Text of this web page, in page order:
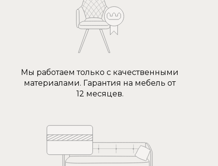
Мы работаем только с качественными
материалами. Гарантия на мебель от
12 месяцев.